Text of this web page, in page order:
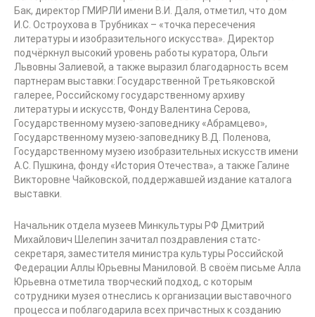
Бак, директор ГМИРЛИ имени В.И. Даля, отметил, что дом
И.С. Остроухова в Трубниках – «точка пересечения
литературы и изобразительного искусства». Директор
подчёркнул высокий уровень работы куратора, Ольги
Львовны Залиевой, а также выразил благодарность всем
партнерам выставки: Государственной Третьяковской
галерее, Российскому государственному архиву
литературы и искусств, Фонду Валентина Серова,
Государственному музею-заповеднику «Абрамцево»,
Государственному музею-заповеднику В.Д. Поленова,
Государственному музею изобразительных искусств имени
А.С. Пушкина, фонду «История Отечества», а также Галине
Викторовне Чайковской, поддержавшей издание каталога
выставки.
Начальник отдела музеев Минкультуры РФ Дмитрий
Михайлович Шелепин зачитал поздравления статс-
секретаря, заместителя министра культуры Российской
Федерации Аллы Юрьевны Маниловой. В своём письме Алла
Юрьевна отметила творческий подход, с которым
сотрудники музея отнеслись к организации выставочного
процесса и поблагодарила всех причастных к созданию